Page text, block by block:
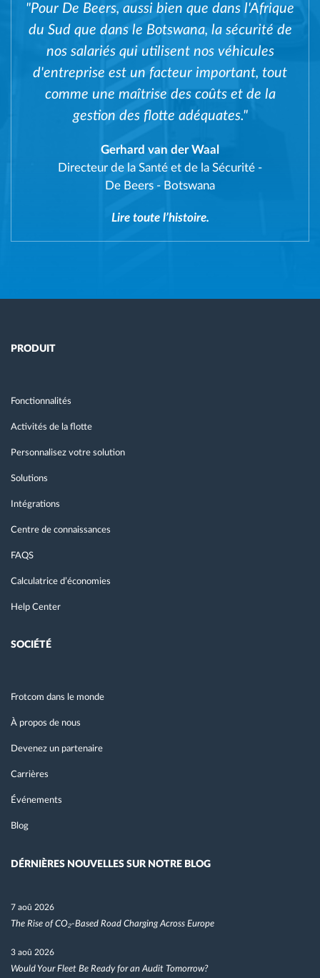
"Pour De Beers, aussi bien que dans l'Afrique
du Sud que dans le Botswana, la sécurité de
nos salariés qui utilisent nos véhicules
d'entreprise est un facteur important, tout
comme une maîtrise des coûts et de la
gestion des flotte adéquates."
Gerhard van der Waal
Directeur de la Santé et de la Sécurité -
De Beers - Botswana
Lire toute l’histoire.
PRODUIT
Fonctionnalités
Activités de la flotte
Personnalisez votre solution
Solutions
Intégrations
Centre de connaissances
FAQS
Calculatrice d’économies
Help Center
SOCIÉTÉ
Frotcom dans le monde
À propos de nous
Devenez un partenaire
Carrières
Événements
Blog
DÉRNIÈRES NOUVELLES SUR NOTRE BLOG
7 aoû 2026
The Rise of CO₂-Based Road Charging Across Europe
3 aoû 2026
Would Your Fleet Be Ready for an Audit Tomorrow?